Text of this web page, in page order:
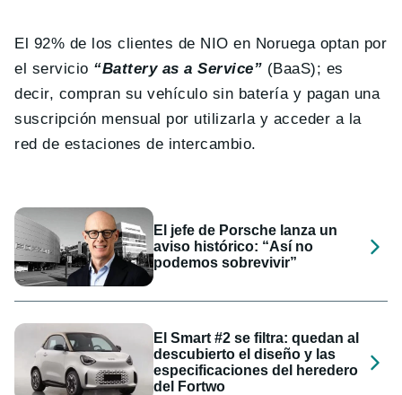
El 92% de los clientes de NIO en Noruega optan por
el servicio “Battery as a Service” (BaaS); es
decir, compran su vehículo sin batería y pagan una
suscripción mensual por utilizarla y acceder a la
red de estaciones de intercambio.
El jefe de Porsche lanza un
aviso histórico: “Así no
podemos sobrevivir”
El Smart #2 se filtra: quedan al
descubierto el diseño y las
especificaciones del heredero
del Fortwo